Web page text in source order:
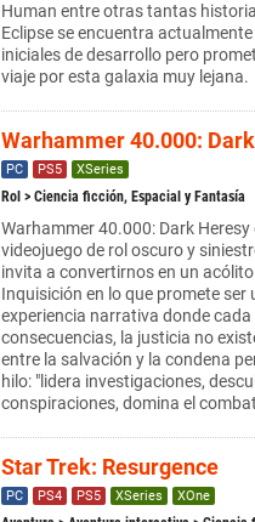
Human entre otras tantas
Eclipse se encuentra
iniciales de desarrollo pero
viaje por esta galaxia muy lejana.
Warhammer 40.000:
PC PS5 XSeries
Rol > Ciencia ficción, Espacial y Fantasía
Warhammer 40.000: Dark Heresy
videojuego de rol oscuro y
invita a convertirnos en un acólito
Inquisición en lo que promete ser
experiencia narrativa donde cada
consecuencias, la justicia no
entre la salvación y la condena
hilo: "lidera investigaciones,
conspiraciones, domina el
Star Trek: Resurgence
PC PS4 PS5 XSeries XOne